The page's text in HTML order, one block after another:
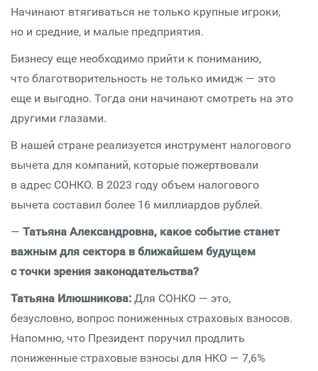
Начинают втягиваться не только крупные игроки,
но и средние, и малые предприятия.
Бизнесу еще необходимо прийти к пониманию,
что благотворительность не только имидж — это
еще и выгодно. Тогда они начинают смотреть на это
другими глазами.
В нашей стране реализуется инструмент налогового
вычета для компаний, которые пожертвовали
в адрес СОНКО. В 2023 году объем налогового
вычета составил более 16 миллиардов рублей.
— Татьяна Александровна, какое событие станет
важным для сектора в ближайшем будущем
с точки зрения законодательства?
Татьяна Илюшникова: Для СОНКО — это,
безусловно, вопрос пониженных страховых взносов.
Напомню, что Президент поручил продлить
пониженные страховые взносы для НКО — 7,6%